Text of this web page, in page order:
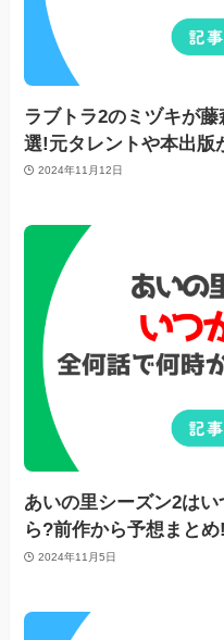
ラブトラ2のミヅキが
選!元タレントや本出版
2024年11月12日
あいの里シーズン2は
ら?前作から予想まとめ!
2024年11月5日